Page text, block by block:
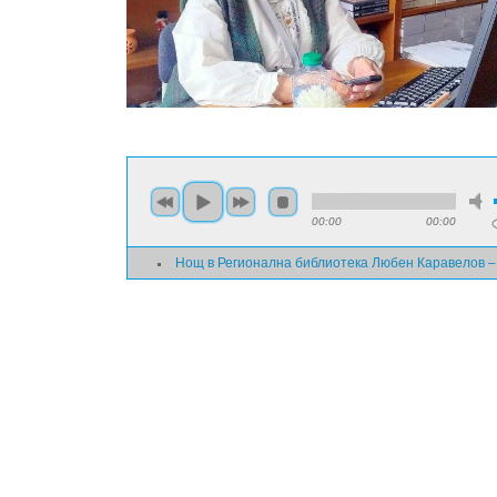
00:00 00:00
Нощ в Регионална библиотека Любен Каравелов